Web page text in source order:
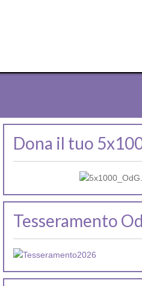
Dona il tuo
Tesseramento